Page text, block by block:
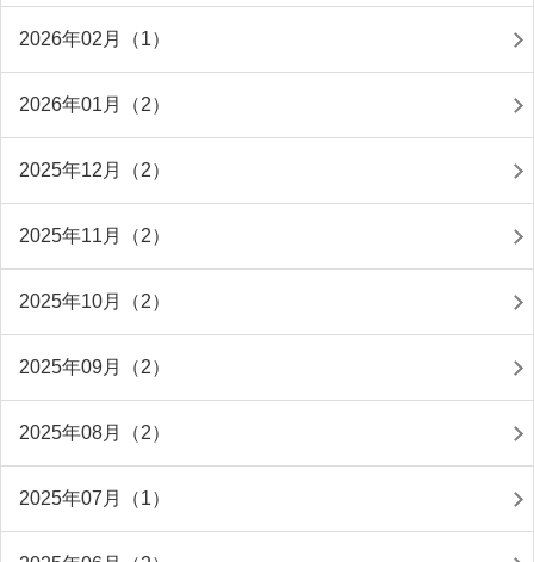
2026年02月（1）
2026年01月（2）
2025年12月（2）
2025年11月（2）
2025年10月（2）
2025年09月（2）
2025年08月（2）
2025年07月（1）